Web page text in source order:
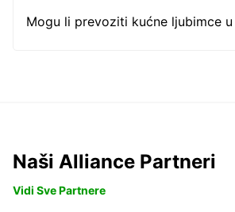
Mogu li prevoziti kućne ljubimce
Naši Alliance Partneri
Vidi Sve Partnere